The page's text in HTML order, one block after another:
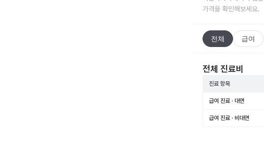
가격을 확인해보세요.
전체 급여
전체 진료비
진료 항목
급여 진료 · 대면
급여 진료 · 비대면